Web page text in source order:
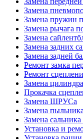
Замена
Замена пружин
Замена рычага
Замена
Замена задних
Замена задней
Ремонт замка
Ремонт
Замена
Прокачка
Замена ШРУСа
Замена
Замена
Установка и